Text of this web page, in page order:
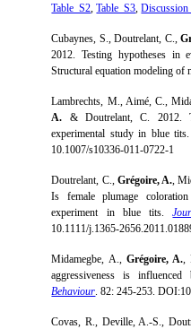
Table_S2,Table_S3,
Cubaynes, S., Doutrelant, C.,
2012. Testing hypotheses in
Structural equation modeling of
Lambrechts, M., Aimé, C.,
A. & Doutrelant, C. 2012.
experimental study in blue tits.
10.1007/s10336-011-0722-1
Doutrelant, C., Grégoire, A.,
Is female plumage
experiment in blue tits.
10.1111/j.1365-
Midamegbe, A., Grégoire, A.,
aggressiveness is
Behaviour. 82: 245-253.
Covas, R., Deville, A.-S.,